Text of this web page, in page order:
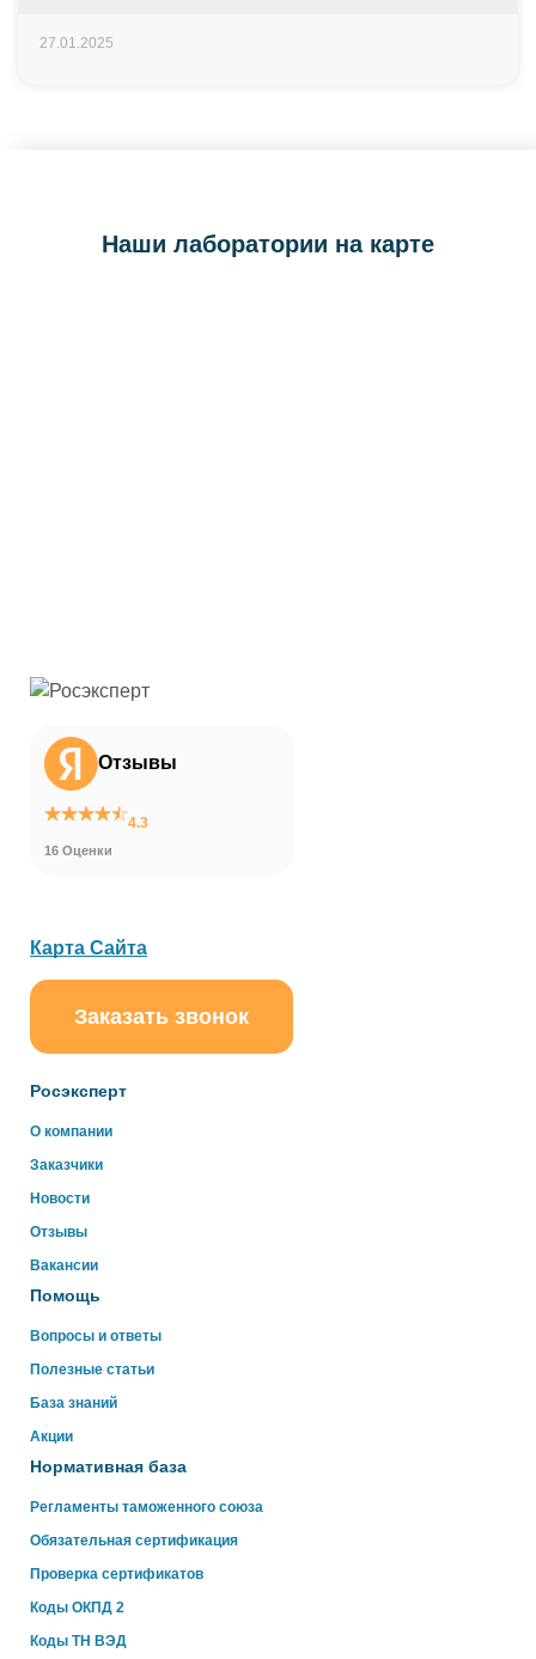
27.01.2025
Наши лаборатории на карте
Отзывы
4.3
16 Оценки
Росэксперт
О компании
Заказчики
Новости
Отзывы
Вакансии
Помощь
Вопросы и ответы
Полезные статьи
База знаний
Акции
Нормативная база
Регламенты таможенного союза
Обязательная сертификация
Проверка сертификатов
Коды ОКПД 2
Коды ТН ВЭД
Карта Сайта
Заказать звонок
online
Здравствуйте!
Свяжитесь с нами через WhatsApp нажав на кнопку